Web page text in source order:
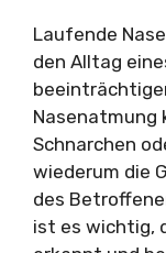
Laufende
den Alltag
Nasenatmung
Schnarchen
wiederum die
des
ist es wichtig,